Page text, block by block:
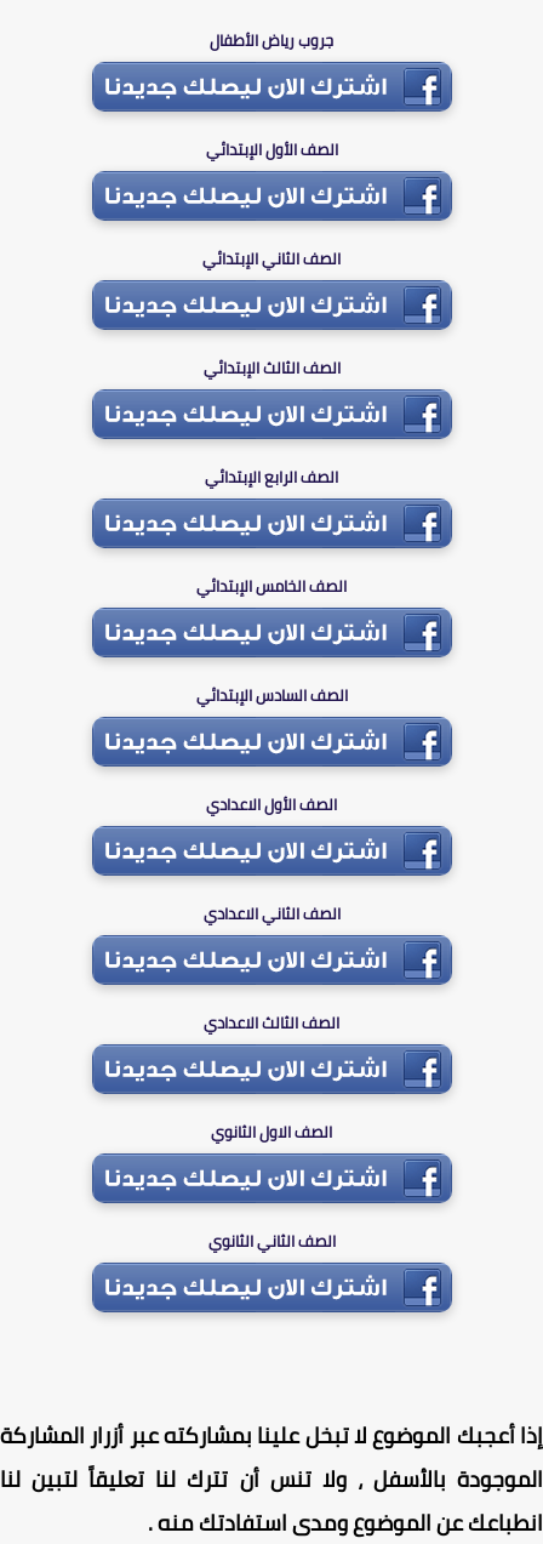
جروب رياض الأطفال
الصف الأول الإبتدائي
الصف الثاني الإبتدائي
الصف الثالث الإبتدائي
الصف الرابع الإبتدائي
الصف الخامس الإبتدائي
الصف السادس الإبتدائي
الصف الأول الاعدادي
الصف الثاني الاعدادي
الصف الثالث الاعدادي
الصف الاول الثانوي
الصف الثاني الثانوي
أعجبك الموضوع لا تبخل علينا بمشاركته عبر أزرار المشاركة
بالأسفل ، ولا تنس أن تترك لنا تعليقاً لتبين لنا
عن الموضوع ومدى استفادتك منه .